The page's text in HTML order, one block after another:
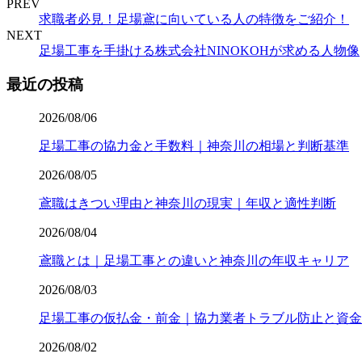
PREV
求職者必見！足場鳶に向いている人の特徴をご紹介！
NEXT
足場工事を手掛ける株式会社NINOKOHが求める人物像
最近の投稿
2026/08/06
足場工事の協力金と手数料｜神奈川の相場と判断基準
2026/08/05
鳶職はきつい理由と神奈川の現実｜年収と適性判断
2026/08/04
鳶職とは｜足場工事との違いと神奈川の年収キャリア
2026/08/03
足場工事の仮払金・前金｜協力業者トラブル防止と資
2026/08/02